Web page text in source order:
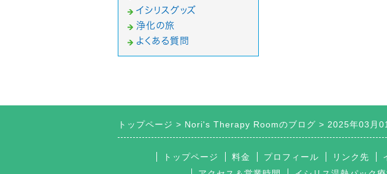
イシリスグッズ
浄化の旅
よくある質問
トップページ Nori's Therapy Roomのブログ 2025年03月
トップページ 料金 プロフィール リンク先